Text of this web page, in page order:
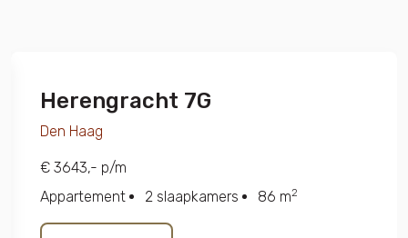
Herengracht 7G
Den Haag
€ 3643,- p/m
Appartement
2 slaapkamers 86 m2